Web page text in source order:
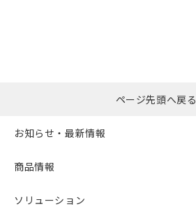
ページ先頭へ戻る
お知らせ・最新情報
商品情報
ソリューション